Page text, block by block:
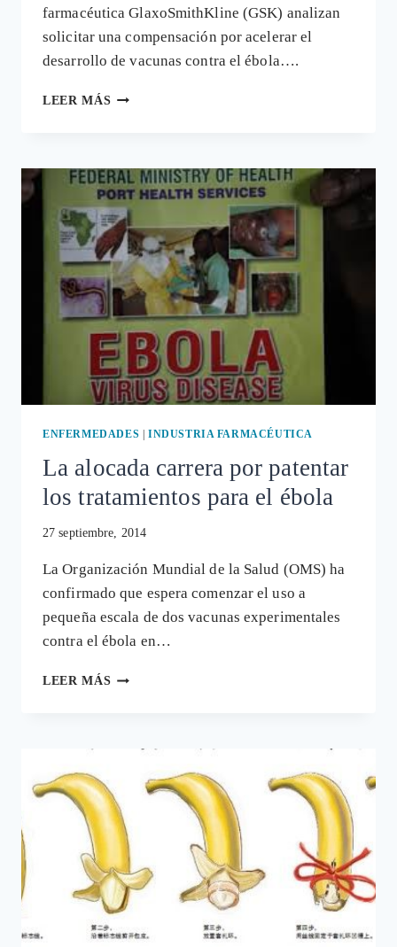
farmacéutica GlaxoSmithKline (GSK) analizan
solicitar una compensación por acelerar el
desarrollo de vacunas contra el ébola….
LEER MÁS LAS
LABORATORIOS
PARA
ENCONTRAR
UNA
VACUNA
CONTRA
EL
ÉBOLA
ENFERMEDADES INDUSTRIA FARMACÉUTICA
La alocada carrera por patentar
los tratamientos para el ébola
27 septiembre, 2014
La Organización Mundial de la Salud (OMS) ha
confirmado que espera comenzar el uso a
pequeña escala de dos vacunas experimentales
contra el ébola en…
LEER MÁS LA
PATENTAR
TRATAMIENTOS
PARA
EL
ÉBOLA